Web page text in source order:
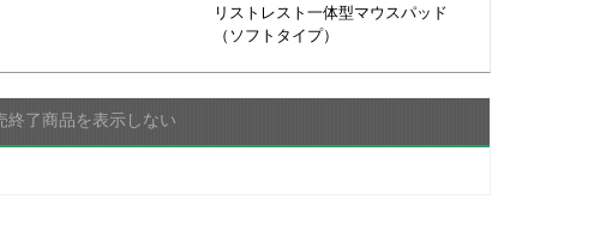
リストレスト一体型マウスパッド
（ソフトタイプ）
終了商品を表示しない